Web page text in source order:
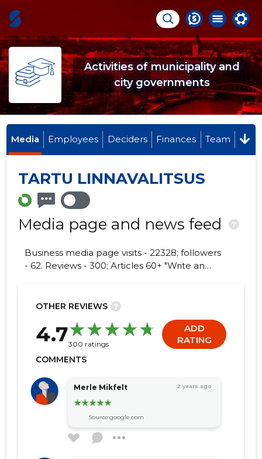
Activities of municipality and
city governments
Media Employees Deciders Finances Team
TARTU LINNAVALITSUS
Media page and news feed ?
Business media page visits - 22328; followers
- 62. Reviews - 300; Articles 60+ "Write an
OTHER REVIEWS ?
4.7300 ratings
ADD
RATING
COMMENTS
Merle Mikfelt 2 years ago
Source:google.com